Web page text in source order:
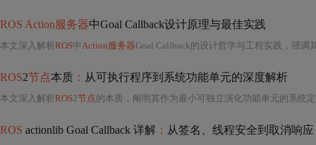
ROS Action服务器中Goal Callback设计原理与最佳实践
本文深入解析ROS中Action服务器Goal Callback的设计哲学与工程实践，强调其必须零计算、毫秒级响应、原子化执行的核心原则，并阐明其与
ROS2节点本质 ： 从可执行程序到系统功能单元的深度解析
本文深入解析ROS2节点的本质，阐明其作为最小可独立演化功能单元的系统
ROS actionlib Goal Callback 详解 ： 从签名、线程安全到取消响应